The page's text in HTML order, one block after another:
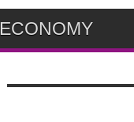
ECONOMY